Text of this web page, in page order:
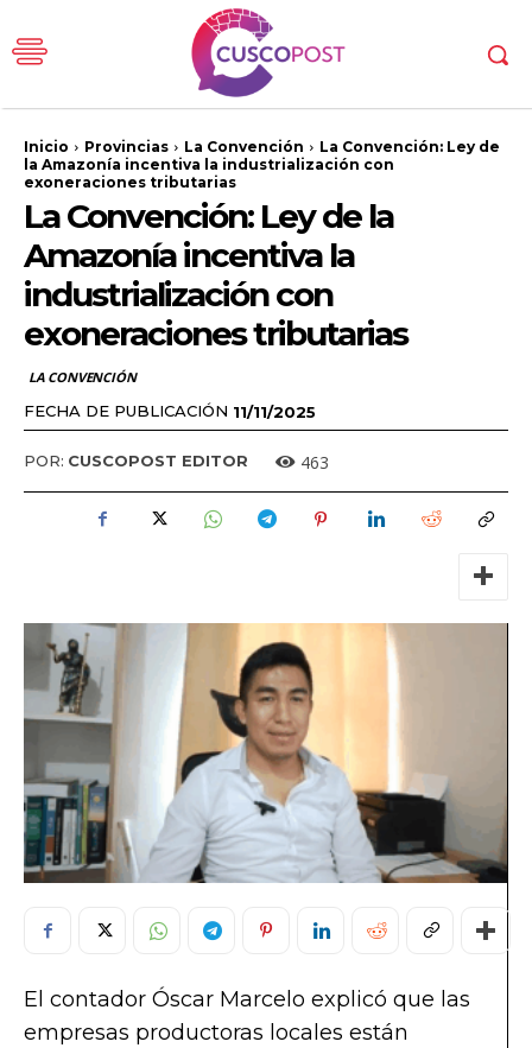
Inicio Provincias La Convención
La Convención: Ley de
la Amazonía incentiva la industrialización con
exoneraciones tributarias
La Convención: Ley de la
Amazonía incentiva la
industrialización con
exoneraciones tributarias
LA CONVENCIÓN
FECHA DE PUBLICACIÓN 11/11/2025
POR: CUSCOPOST EDITOR 463
El contador Óscar Marcelo explicó que las
empresas productoras locales están